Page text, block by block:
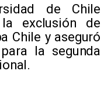
de Chile
exclusión de
Chile y aseguró
la segunda